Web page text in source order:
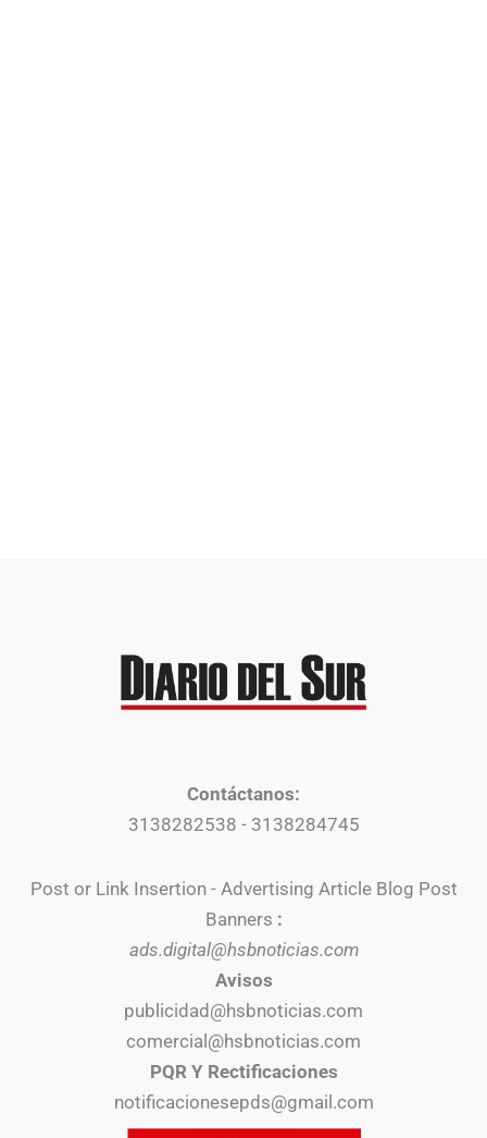
Contáctanos:
3138282538 - 3138284745
Post or Link Insertion - Advertising Article Blog Post
Banners :
ads.digital@hsbnoticias.com
Avisos
publicidad@hsbnoticias.com
comercial@hsbnoticias.com
PQR Y Rectificaciones
notificacionesepds@gmail.com